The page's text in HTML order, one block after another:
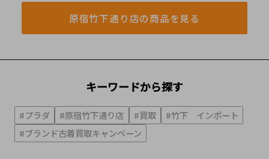
原宿竹下通り店の商品を見る
キーワードから探す
#プラダ #原宿竹下通り店 #買取
#竹下 インポート
#ブランド古着買取キャンペーン